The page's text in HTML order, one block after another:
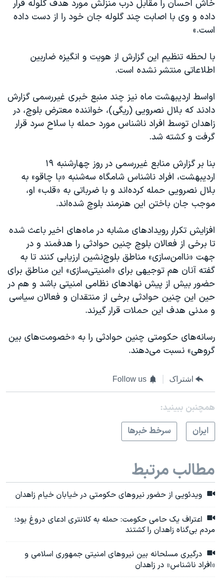
خاش احسان را مقابل درب منزلش مورد هدف گلوله قرار
داده و وی با اصابت چند گلوله جان خود را از دست داده
است.»
با لحظه تنظیم این گزارش از هویت و انگیزه ضاربین
اطلاعاتی منتشر نشده است.
اواسط اردیبهشت ماه نیز چند منبع خبری غیررسمی گزارش
دادند که بلال نصرویی (ریگی)، خواننده معترض بلوچ، در
زاهدان توسط افراد ناشناس مورد حمله با سلاح سرد قرار
گرفت و کشته شد.
بنا بر گزارش منابع غیررسمی در روز چهارشنبه ۱۹
اردیبهشت، افراد ناشناس شامگاه سه‌شنبه «با چاقو» به
بلال نصرویی حمله کرده‌اند و با ضرباتی به «قلب» او،
موجب جان باختن این هنرمند بلوچ شده‌اند.
افزایش تکرار رویدادهای مشابه در ماه‌های اخیر باعث شده
تا برخی از فعالان بلوچ چنین حوادثی را هدفمند و در
جهت «ناامن‌سازی» مناطق بلوچ‌نشین ارزیابی کنند تا به
گفته آنان هم توجیهی برای «امنیتی‌سازی» این مناطق برای
حضور بیش از پیش نهادهای نظامی امنیتی باشد و هم در
حین این چنین حوادثی برخی از منتقدان و فعالان سیاسی
و مدنی هدف این حملات قرار گیرند.
رسانه‌های حکومتی چنین حوادثی را به «خصومت‌های بین
گروهی» نسبت می‌دهند.
اشتراک Follow us
همچنبن ببینید:
ايران
سرخط خبرها
مطالب مرتبط
ویدئویی از حضور نیروهای حکومتی در خیابان خیام زاهدان
اعتراف یک حامی حکومت: حمله به کلانتری ادعای دروغ بود؛
مردم بی‌گناه زاهدان را کشتند
درگیری مسلحانه بین نیروهای امنیتی جمهوری اسلامی و
«افراد ناشناس» در زاهدان